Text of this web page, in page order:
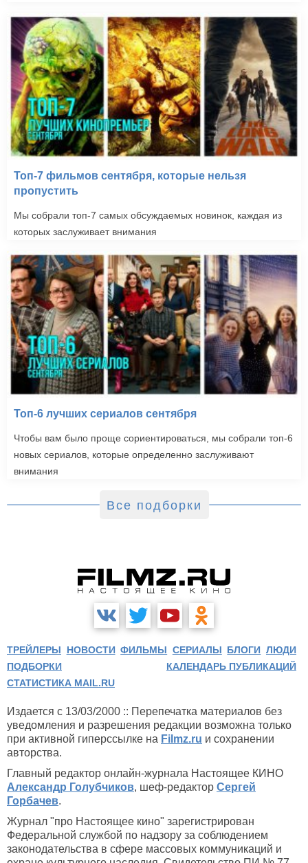
Топ-7 фильмов сентября, которые нельзя
пропустить
Мы собрали топ-7 самых обсуждаемых новинок, каждая из
которых заслуживает внимания
Топ-6 лучших сериалов сентября
Чтобы вам было проще сориентироваться, мы собрали топ-6
новых сериалов, которые определенно заслуживают
внимания
Все подборки
ТРЕЙЛЕРЫ НОВОСТИ ФИЛЬМЫ СЕРИАЛЫ БЛОГИ ЛЮДИ
ПОДБОРКИ
КАЛЕНДАРЬ ПУБЛИКАЦИЙ
СТАТИСТИКА MAIL.RU
Издается с 13/03/2000 :: Перепечатка материалов без
уведомления и разрешения редакции возможна только
при активной гиперссылке на Filmz.ru и сохранении
авторства.
Главный редактор онлайн-журнала Настоящее КИНО
Александр Голубчиков, шеф-редактор Сергей
Горбачев.
Журнал "про Настоящее кино" зарегистрирован
Федеральной службой по надзору за соблюдением
законодательства в сфере массовых коммуникаций и